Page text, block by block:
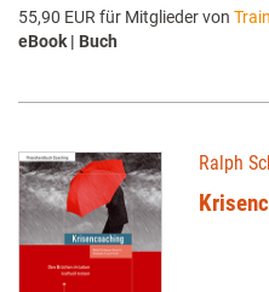
55,90 EUR für Mitglieder von
eBook | Buch
Ralph